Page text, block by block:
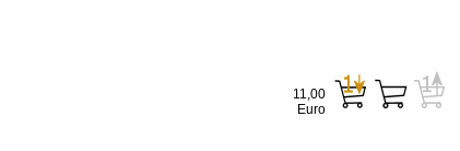
11,00
Euro